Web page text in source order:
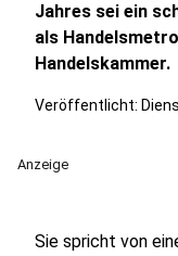
Jahres sei ein
als
Handelskammer.
Veröffentlicht:
Anzeige
Sie spricht von